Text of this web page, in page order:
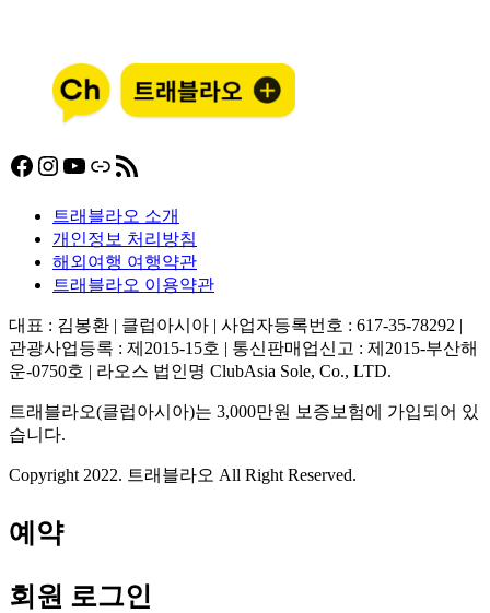
Facebook
Instagram
YouTube
링크RSS 피드
트래블라오 소개
개인정보 처리방침
해외여행 여행약관
트래블라오 이용약관
대표 : 김봉환 | 클럽아시아 | 사업자등록번호 : 617-35-78292 |
관광사업등록 : 제2015-15호 | 통신판매업신고 : 제2015-부산해
운-0750호 | 라오스 법인명 ClubAsia Sole, Co., LTD.
트래블라오(클럽아시아)는 3,000만원 보증보험에 가입되어 있
습니다.
Copyright 2022. 트래블라오 All Right Reserved.
예약
회원 로그인